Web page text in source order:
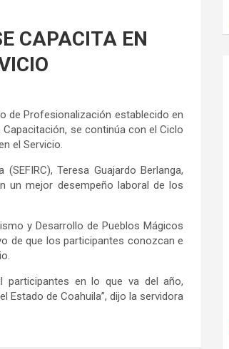
CAPACITA EN
de Profesionalización establecido en
se continúa con el Ciclo
el Servicio.
Teresa Guajardo Berlanga,
un mejor desempeño laboral de los
y Desarrollo de Pueblos Mágicos
de que los participantes conozcan e
participantes en lo que va del año,
Estado de Coahuila”, dijo la servidora